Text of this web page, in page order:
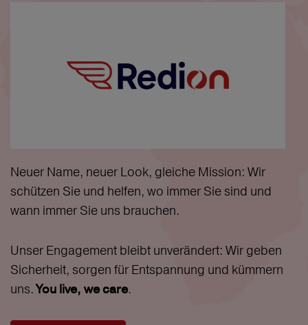
Neuer Name, neuer Look, gleiche Mission: Wir
schützen Sie und helfen, wo immer Sie sind und
wann immer Sie uns brauchen.
Unser Engagement bleibt unverändert: Wir geben
Sicherheit, sorgen für Entspannung und kümmern
uns.You live, we care.